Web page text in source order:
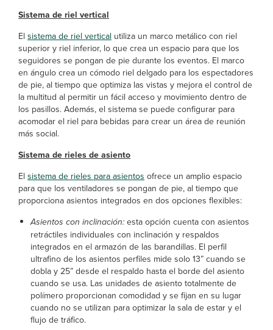
Sistema de riel vertical
El sistema de riel vertical utiliza un marco metálico con riel
superior y riel inferior, lo que crea un espacio para que los
seguidores se pongan de pie durante los eventos. El marco
en ángulo crea un cómodo riel delgado para los espectadores
de pie, al tiempo que optimiza las vistas y mejora el control de
la multitud al permitir un fácil acceso y movimiento dentro de
los pasillos. Además, el sistema se puede configurar para
acomodar el riel para bebidas para crear un área de reunión
más social.
Sistema de rieles de asiento
El sistema de rieles para asientos ofrece un amplio espacio
para que los ventiladores se pongan de pie, al tiempo que
proporciona asientos integrados en dos opciones flexibles:
Asientos con inclinación: esta opción cuenta con asientos
retráctiles individuales con inclinación y respaldos
integrados en el armazón de las barandillas. El perfil
ultrafino de los asientos perfiles mide solo 13” cuando se
dobla y 25” desde el respaldo hasta el borde del asiento
cuando se usa. Las unidades de asiento totalmente de
polímero proporcionan comodidad y se fijan en su lugar
cuando no se utilizan para optimizar la sala de estar y el
flujo de tráfico.